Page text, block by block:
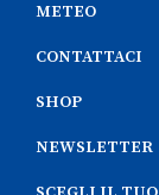
METEO
CONTATTACI
SHOP
NEWSLETTER